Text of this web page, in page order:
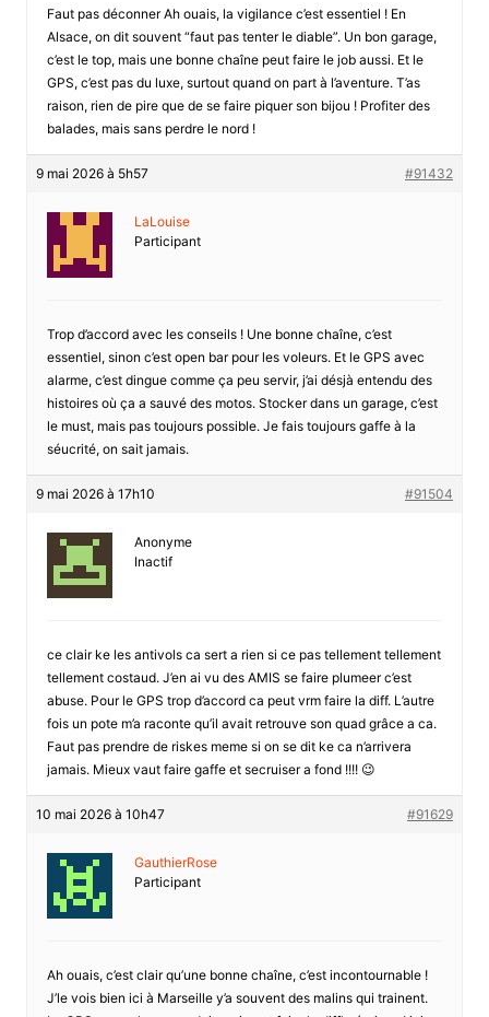
Faut pas déconner Ah ouais, la vigilance c’est essentiel ! En
Alsace, on dit souvent “faut pas tenter le diable”. Un bon garage,
c’est le top, mais une bonne chaîne peut faire le job aussi. Et le
GPS, c’est pas du luxe, surtout quand on part à l’aventure. T’as
raison, rien de pire que de se faire piquer son bijou ! Profiter des
balades, mais sans perdre le nord !
9 mai 2026 à 5h57 #91432
LaLouise
Participant
Trop d’accord avec les conseils ! Une bonne chaîne, c’est
essentiel, sinon c’est open bar pour les voleurs. Et le GPS avec
alarme, c’est dingue comme ça peu servir, j’ai désjà entendu des
histoires où ça a sauvé des motos. Stocker dans un garage, c’est
le must, mais pas toujours possible. Je fais toujours gaffe à la
séucrité, on sait jamais.
9 mai 2026 à 17h10 #91504
Anonyme
Inactif
ce clair ke les antivols ca sert a rien si ce pas tellement tellement
tellement costaud. J’en ai vu des AMIS se faire plumeer c’est
abuse. Pour le GPS trop d’accord ca peut vrm faire la diff. L’autre
fois un pote m’a raconte qu’il avait retrouve son quad grâce a ca.
Faut pas prendre de riskes meme si on se dit ke ca n’arrivera
jamais. Mieux vaut faire gaffe et secruiser a fond !!!! 😉
10 mai 2026 à 10h47 #91629
GauthierRose
Participant
Ah ouais, c’est clair qu’une bonne chaîne, c’est incontournable !
J’le vois bien ici à Marseille y’a souvent des malins qui trainent.